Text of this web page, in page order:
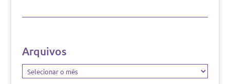
Arquivos
Arquivos